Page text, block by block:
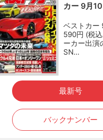
カー 9月10
ベストカー
590円 (税
ーカー出演
SN…
最新号
バックナンバー